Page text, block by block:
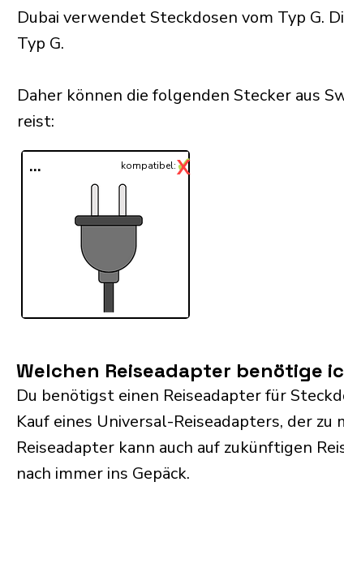
Dubai verwendet Steckdosen vom Typ G.
Typ G.
Daher können die folgenden Stecker aus
reist:​
... ✓
kompatibel:X
Welchen Reiseadapter benötige
Du benötigst einen Reiseadapter für
Kauf eines Universal-Reiseadapters, der
Reiseadapter kann auch auf zukünftigen
nach immer ins Gepäck.